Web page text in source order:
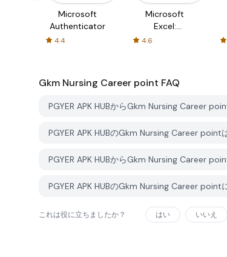
Microsoft
Authenticator
4.4
Microsoft
Excel:
Spreadsheets
4.6
Gkm Nursing Career point FAQ
PGYER APK HUBからGkm Nursing Career
PGYER APK HUBのGkm Nursing Career point
PGYER APK HUBからGkm Nursing Career
PGYER APK HUBのGkm Nursing Career point
これは役に立ちましたか？ はい いいえ